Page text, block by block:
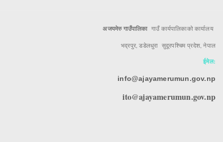
अजयमेरु गाउँपालिका गाउँ कार्यपालिकाको कार्यालय
भद्रपुर, डडेलधुरा सुदूरपश्चिम प्रदेश, नेपाल
ईमेल:
info@ajayamerumun.gov.np
ito@ajayamerumun.gov.np